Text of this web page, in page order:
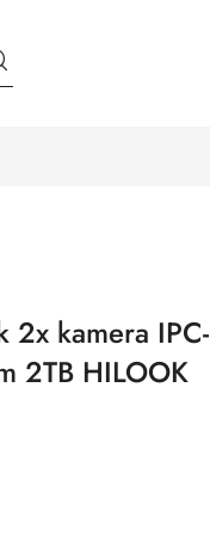
2x kamera IPC-
2TB HILOOK